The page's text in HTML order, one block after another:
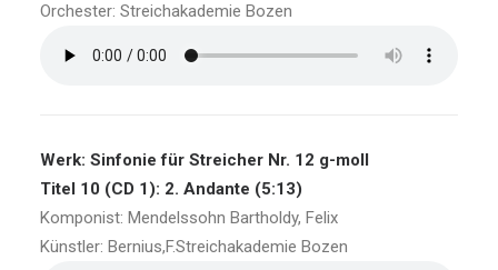
Orchester: Streichakademie Bozen
Werk: Sinfonie für Streicher Nr. 12 g-moll
Titel 10 (CD 1): 2. Andante (5:13)
Komponist: Mendelssohn Bartholdy, Felix
Künstler: Bernius,F.Streichakademie Bozen